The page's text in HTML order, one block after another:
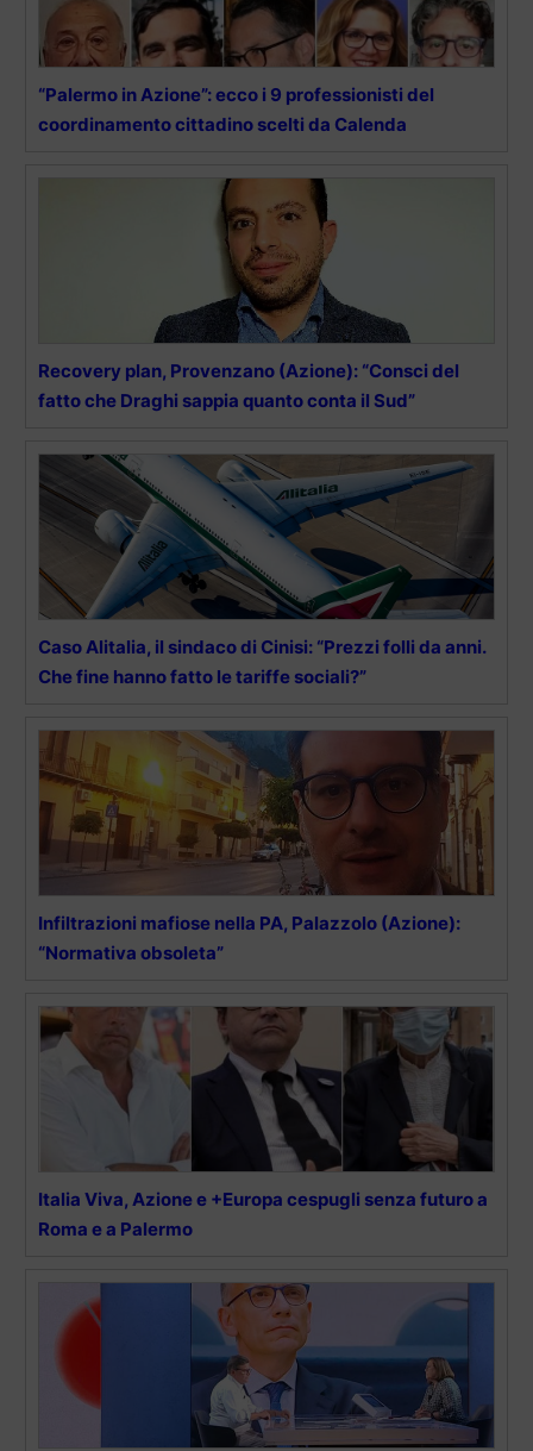
“Palermo in Azione”: ecco i 9 professionisti del
coordinamento cittadino scelti da Calenda
Recovery plan, Provenzano (Azione): “Consci del
fatto che Draghi sappia quanto conta il Sud”
Caso Alitalia, il sindaco di Cinisi: “Prezzi folli da anni.
Che fine hanno fatto le tariffe sociali?”
Infiltrazioni mafiose nella PA, Palazzolo (Azione):
“Normativa obsoleta”
Italia Viva, Azione e +Europa cespugli senza futuro a
Roma e a Palermo